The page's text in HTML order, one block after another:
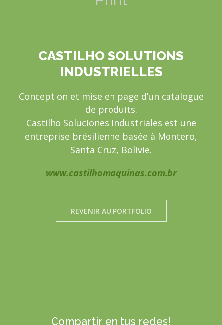
CASTILHO SOLUTIONS
INDUSTRIELLES
Conception et mise en page d’un catalogue
de produits.
Castilho Soluciones Industriales est une
entreprise brésilienne basée à Montero,
Santa Cruz, Bolivie.
www.castilhomaquinas.com.br
REVENIR AU PORTFOLIO
Compartir en tus redes!